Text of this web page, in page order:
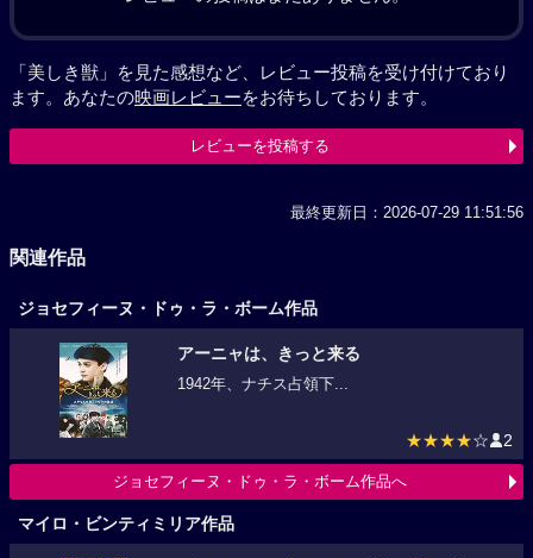
「美しき獣」を見た感想など、レビュー投稿を受け付けており
ます。あなたの映画レビューをお待ちしております。
レビューを投稿する
最終更新日：2026-07-29 11:51:56
関連作品
ジョセフィーヌ・ドゥ・ラ・ボーム作品
アーニャは、きっと来る
1942年、ナチス占領下...
★★★★☆ 2
ジョセフィーヌ・ドゥ・ラ・ボーム作品へ
マイロ・ビンティミリア作品